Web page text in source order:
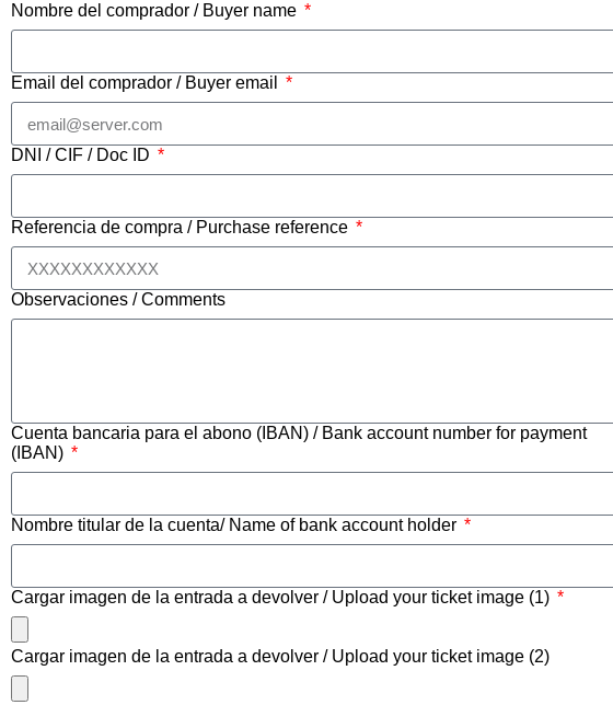
Nombre del comprador / Buyer name
Email del comprador / Buyer email
DNI / CIF / Doc ID
Referencia de compra / Purchase reference
Observaciones / Comments
Cuenta bancaria para el abono (IBAN) / Bank account number for payment
(IBAN)
Nombre titular de la cuenta/ Name of bank account holder
Cargar imagen de la entrada a devolver / Upload your ticket image (1)
Cargar imagen de la entrada a devolver / Upload your ticket image (2)